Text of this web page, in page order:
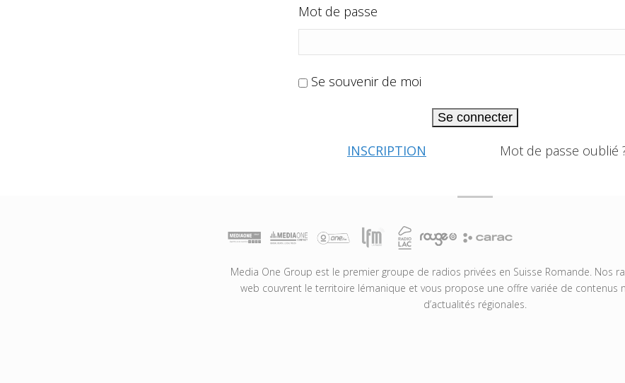
Mot de passe
Se souvenir de moi
Se connecter
INSCRIPTION Mot de passe oublié
Media One Group est le premier groupe de radios privées en Suisse Romande. Nos
web couvrent le territoire lémanique et vous propose une offre variée de contenus
d’actualités régionales.